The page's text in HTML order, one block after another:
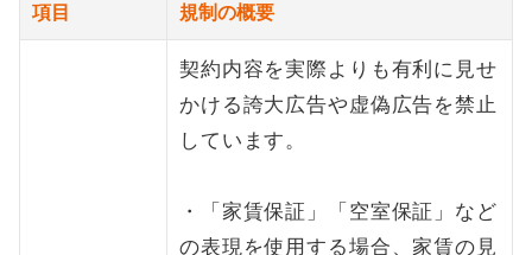
項目 規制の概要
契約内容を実際よりも有利に見せ
かける誇大広告や虚偽広告を禁止
しています。
・「家賃保証」「空室保証」など
の表現を使用する場合、家賃の見